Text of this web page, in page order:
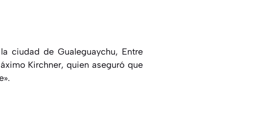
ciudad de Gualeguaychu, Entre
Kirchner, quien aseguró que